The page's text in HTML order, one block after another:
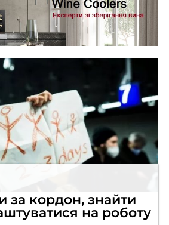
за кордон, знайти
на роботу